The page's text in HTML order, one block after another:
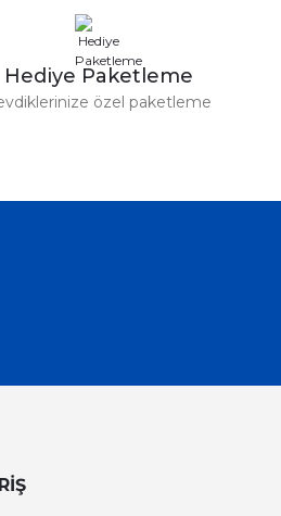
Hediye Paketleme
özel paketleme